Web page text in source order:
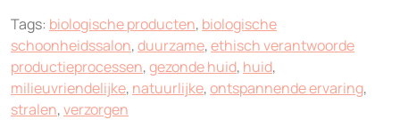
Tags: biologische producten, biologische
schoonheidssalon,duurzame,ethisch verantwoorde
productieprocessen,gezonde huid, huid,
milieuvriendelijke, natuurlijke,ontspannende ervaring,
stralen,verzorgen